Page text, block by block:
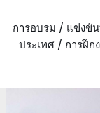
การอบรม / แข่งขั
ประเทศ / การฝึ